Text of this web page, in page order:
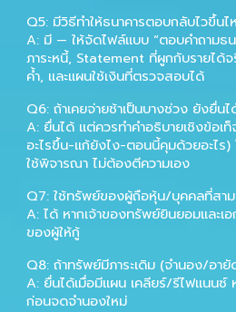
Q5: มีวิธีทำให้ธนาคารตอบกลับไวขึ้นไ
A: มี — ให้จัดไฟล์แบบ “ตอบคำถามธน
ภาระหนี้, Statement ที่ผูกกับรายได้
ค้ำ, และแผนใช้เงินที่ตรวจสอบได้
Q6: ถ้าเคยจ่ายช้าเป็นบางช่วง ยังยื่นไ
A: ยื่นได้ แต่ควรทำคำอธิบายเชิงข้อเ
อะไรขึ้น-แก้ยังไง-ตอนนี้คุมด้วยอะไร)
ใช้พิจารณา ไม่ต้องตีความเอง
Q7: ใช้ทรัพย์ของผู้ถือหุ้น/บุคคลที่สาม
A: ได้ หากเจ้าของทรัพย์ยินยอมและเ
ของผู้ให้กู้
Q8: ถ้าทรัพย์มีภาระเดิม (จำนอง/อา
A: ยื่นได้เมื่อมีแผน เคลียร์/รีไฟแนนซ์
ก่อนจดจำนองใหม่